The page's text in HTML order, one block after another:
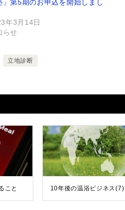
」第5期のお申込を開始しまし
年3月14日
らせ
立地診断
こと 10年後の温浴ビジネス(7)